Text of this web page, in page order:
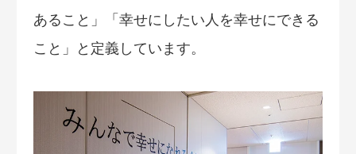
あること」「幸せにしたい人を幸せにできる
こと」と定義しています。